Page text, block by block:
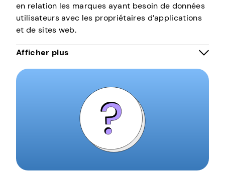
en relation les marques ayant besoin de données
utilisateurs avec les propriétaires d’applications
et de sites web.
Les utilisateurs finaux peuvent gagner de l’argent
tels que Freecash, Prime Opinion, et bien d’autres.
BitLabs Offerwall apparaîtra, et vous devrez
remplir l’une des activités, telles que des
sondages, des jeux, des microtâches, des achats
de cashback, et d’autres.
Afficher plus